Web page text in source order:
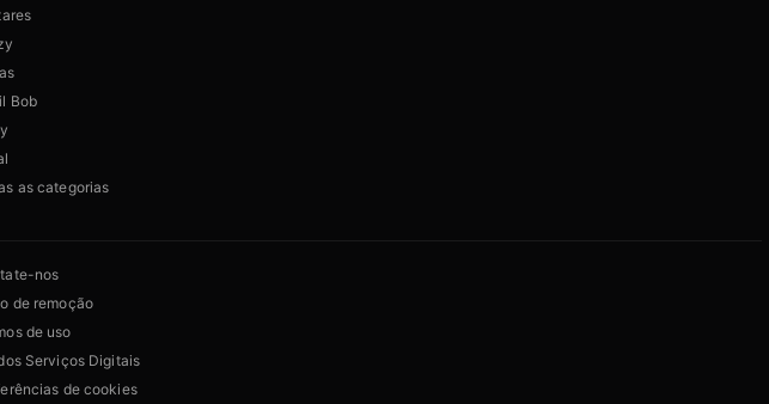
Bob
as categorias
nos
de remoção
de uso
Serviços Digitais
de cookies